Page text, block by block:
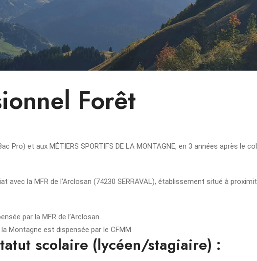
Forêt
Pro) et aux MÉTIERS SPORTIFS DE LA MONTAGNE, en 3 années après le
la MFR de l’Arclosan (74230 SERRAVAL), établissement situé à
par la MFR de l’Arclosan
Montagne est dispensée par le CFMM
scolaire (lycéen/stagiaire) :